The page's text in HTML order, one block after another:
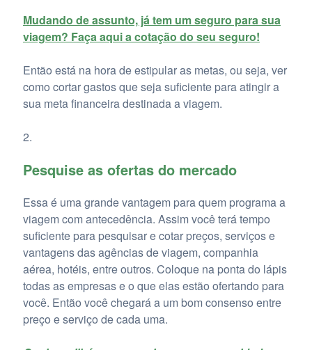
Mudando de assunto, já tem um seguro para sua
viagem? Faça aqui a cotação do seu seguro!
Então está na hora de estipular as metas, ou seja, ver
como cortar gastos que seja suficiente para atingir a
sua meta financeira destinada a viagem.
Pesquise as ofertas do mercado
Essa é uma grande vantagem para quem programa a
viagem com antecedência. Assim você terá tempo
suficiente para pesquisar e cotar preços, serviços e
vantagens das agências de viagem, companhia
aérea, hotéis, entre outros. Coloque na ponta do lápis
todas as empresas e o que elas estão ofertando para
você. Então você chegará a um bom consenso entre
preço e serviço de cada uma.